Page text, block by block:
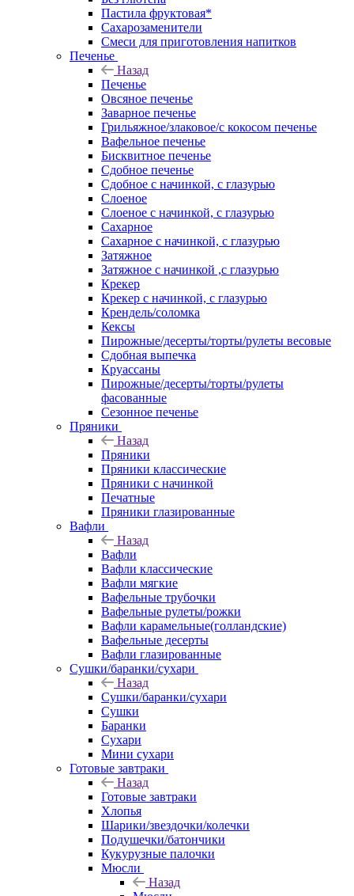
Пастила фруктовая*
Сахарозаменители
Смеси для приготовления напитков
Печенье
Назад
Печенье
Овсяное печенье
Заварное печенье
Грильяжное/злаковое/с кокосом печенье
Вафельное печенье
Бисквитное печенье
Сдобное печенье
Сдобное с начинкой, с глазурью
Слоеное
Слоеное с начинкой, с глазурью
Сахарное
Сахарное с начинкой, с глазурью
Затяжное
Затяжное с начинкой ,с глазурью
Крекер
Крекер с начинкой, с глазурью
Крендель/соломка
Кексы
Пирожные/десерты/торты/рулеты весовые
Сдобная выпечка
Круассаны
Пирожные/десерты/торты/рулеты
фасованные
Сезонное печенье
Пряники
Назад
Пряники
Пряники классические
Пряники с начинкой
Печатные
Пряники глазированные
Вафли
Назад
Вафли
Вафли классические
Вафли мягкие
Вафельные трубочки
Вафельные рулеты/рожки
Вафли карамельные(голландские)
Вафельные десерты
Вафли глазированные
Сушки/баранки/сухари
Назад
Сушки/баранки/сухари
Сушки
Баранки
Сухари
Мини сухари
Готовые завтраки
Назад
Готовые завтраки
Хлопья
Шарики/звездочки/колечки
Подушечки/батончики
Кукурузные палочки
Мюсли
Назад